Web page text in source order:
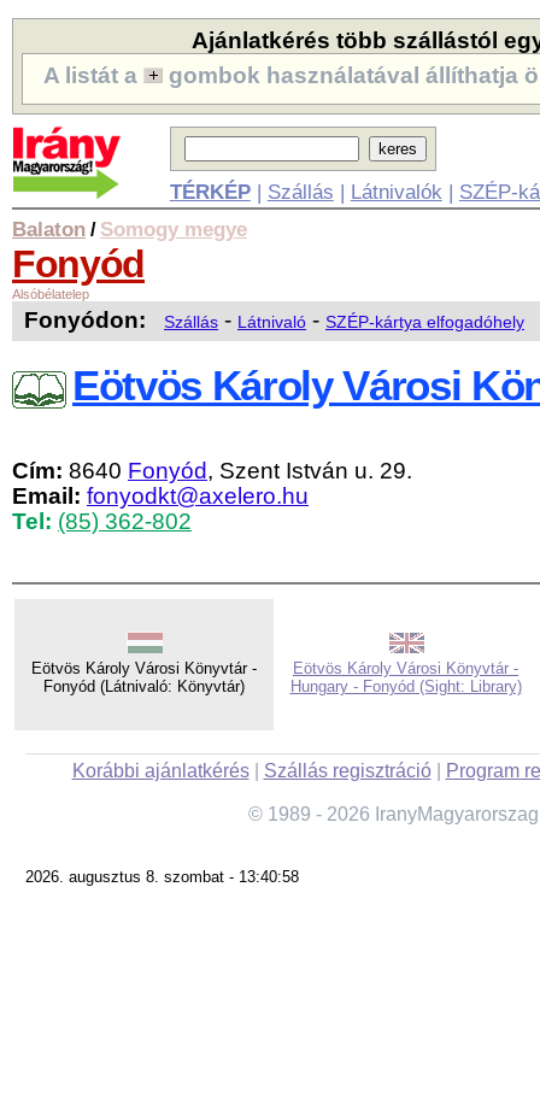
Ajánlatkérés több szállástól
A listát a
gombok használatával állíthatja
TÉRKÉP| Szállás | Látnivalók | SZÉP-
Balaton / Somogy megye
Fonyód
Alsóbélatelep
Fonyódon: Szállás - Látnivaló - SZÉP-kártya elfogadóhely
Eötvös Károly Városi
Cím: 8640 Fonyód, Szent István u. 29.
Email: fonyodkt@axelero.hu
Tel: (85) 362-802
Eötvös Károly Városi Könyvtár -
Fonyód (Látnivaló: Könyvtár)
Eötvös Károly Városi Könyvtár -
Hungary - Fonyód (Sight: Library)
Korábbi ajánlatkérés| Szállás regisztráció| Program
© 1989 - 2026
2026. augusztus 8. szombat - 13:40:58